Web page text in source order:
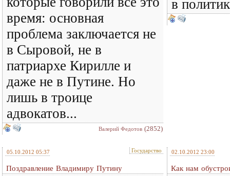
время: основная
проблема заключается не
в Сыровой, не в
патриархе Кирилле и
даже не в Путине. Но
лишь в троице
адвокатов...
Валерий Федотов (2852)
в
05.10.2012 05:37 Государство
Поздравление Владимиру Путину
02.10.2012 23:00
Как нам